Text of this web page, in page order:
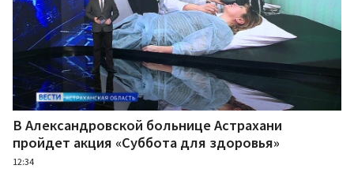
В Александровской больнице Астрахани
пройдет акция «Суббота для здоровья»
12:34